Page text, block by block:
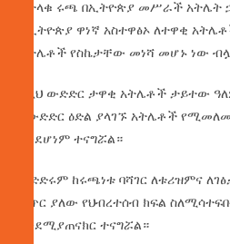
የታላቁ ሩጫ በኢትዮጵያ መሥራች አትሌት
በኢትዮጵያ ዋነኛ አስተዋፅኦ ለተዋቂ
አትሌቶች የስኬታቸው መነሻ መሆኑ ነው
በዚህ ውድድር ታዋቂ አትሌቶች ታይተው
የውድድር ዕድል ያላገኙ አትሌቶች
እንደሆነም ተናግሯል።
ወድድሩም ከሩጫነቱ ባሻገር ለቱሪዝምና
ቁጥር ያለው የህብረተሰብ ክፍል
እንደሚያጠናክር ተናግሯል።